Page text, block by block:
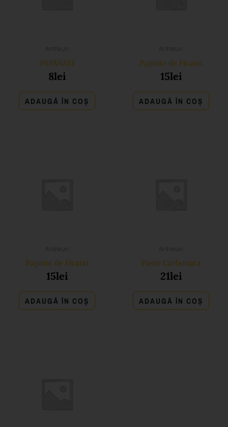
Antreuri
PAPANASI
8lei
ADAUGĂ ÎN COȘ
Antreuri
Papiote de Ficatei
15lei
ADAUGĂ ÎN COȘ
Antreuri
Papiote de Ficatei
15lei
ADAUGĂ ÎN COȘ
Antreuri
Paste Carbonara
21lei
ADAUGĂ ÎN COȘ